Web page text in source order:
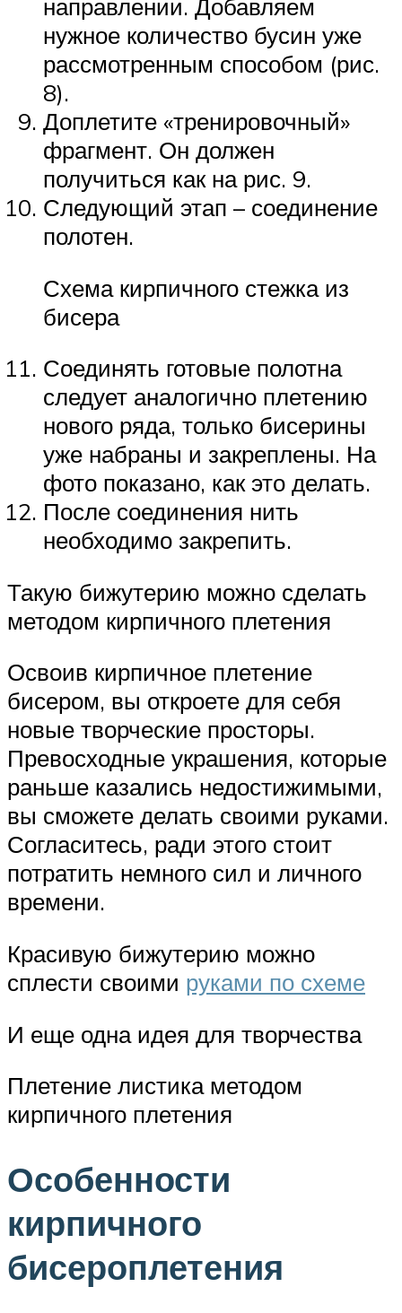
направлении. Добавляем
нужное количество бусин уже
рассмотренным способом (рис.
8).
Доплетите «тренировочный»
фрагмент. Он должен
получиться как на рис. 9.
Следующий этап – соединение
полотен.
Схема кирпичного стежка из
бисера
Соединять готовые полотна
следует аналогично плетению
нового ряда, только бисерины
уже набраны и закреплены. На
фото показано, как это делать.
После соединения нить
необходимо закрепить.
Такую бижутерию можно сделать
методом кирпичного плетения
Освоив кирпичное плетение
бисером, вы откроете для себя
новые творческие просторы.
Превосходные украшения, которые
раньше казались недостижимыми,
вы сможете делать своими руками.
Согласитесь, ради этого стоит
потратить немного сил и личного
времени.
Красивую бижутерию можно
сплести своими руками по схеме
И еще одна идея для творчества
Плетение листика методом
кирпичного плетения
Особенности
кирпичного
бисероплетения